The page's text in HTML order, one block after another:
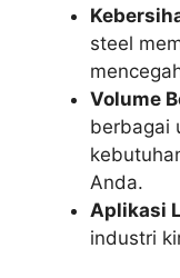
steel
Volume
berbagai
Anda.
Aplikasi
industri